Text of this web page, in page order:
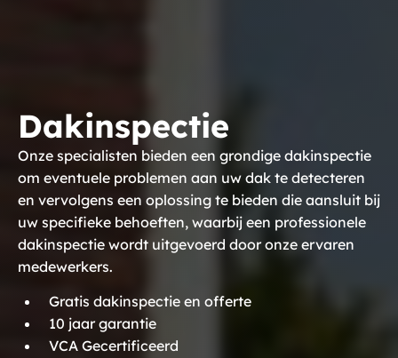
Dakinspectie
Onze specialisten bieden een grondige dakinspectie
om eventuele problemen aan uw dak te detecteren
en vervolgens een oplossing te bieden die aansluit bij
uw specifieke behoeften, waarbij een professionele
dakinspectie wordt uitgevoerd door onze ervaren
medewerkers.
Gratis dakinspectie en offerte
10 jaar garantie
VCA Gecertificeerd